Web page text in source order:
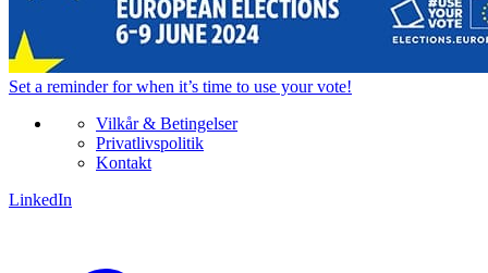
Set a reminderfor when it’s time to use your vote!
Vilkår & Betingelser
Privatlivspolitik
Kontakt
LinkedIn